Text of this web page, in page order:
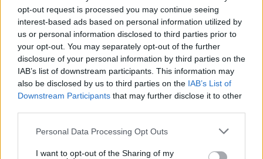
opt-out request is processed you may continue seeing
interest-based ads based on personal information utilized by
us or personal information disclosed to third parties prior to
your opt-out. You may separately opt-out of the further
disclosure of your personal information by third parties on the
IAB’s list of downstream participants. This information may
also be disclosed by us to third parties on the IAB’s List of
Downstream Participants that may further disclose it to other
Personal Data Processing Opt Outs
I want to opt-out of the Sharing of my
Water World Ayia Napa Cyprus ΕΚΠΤΩΣΗ ΓΙΑ 2026
8 Ιουνίου 2026
ΕΚΠΤΩΣΗ ΑΠΟ ΚΟΙΝΟΤΙΚΟ ΣΥΜΒΟΥΛΙΟ
ΜΑΡΩΝΙΟΥ
3 Ιουνίου 2026
ΟΙ ΕΚΔΗΛΩΣΕΙΣ ΜΑΣ